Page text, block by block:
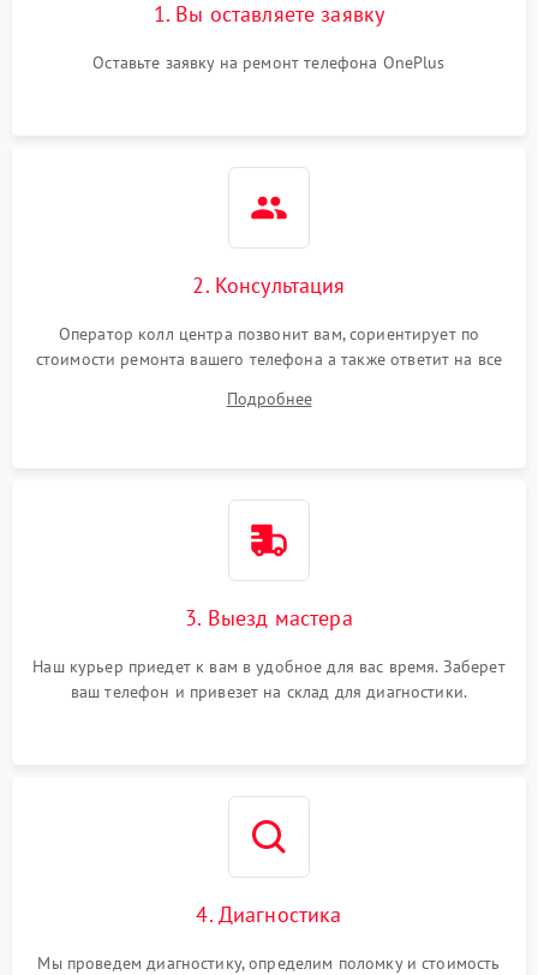
1. Вы оставляете заявку
Оставьте заявку на ремонт телефона OnePlus
2. Консультация
Оператор колл центра позвонит вам, сориентирует по
стоимости ремонта вашего телефона а также ответит на все
Подробнее
3. Выезд мастера
Наш курьер приедет к вам в удобное для вас время. Заберет
ваш телефон и привезет на склад для диагностики.
4. Диагностика
Мы проведем диагностику, определим поломку и стоимость